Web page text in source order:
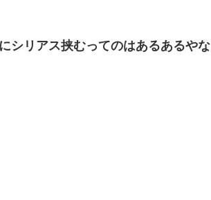
シリアス挟むってのはあるあるやな